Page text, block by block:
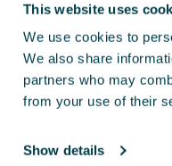
This website uses
We use cookies to
We also share
partners who may
from your use of their
Show details